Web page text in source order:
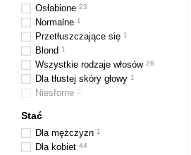
Osłabione 23
Normalne 1
Przetłuszczające się 1
Blond 1
Wszystkie rodzaje włosów 26
Dla tłustej skóry głowy 1
Niesforne 0
Stać
Dla mężczyzn 1
Dla kobiet 44